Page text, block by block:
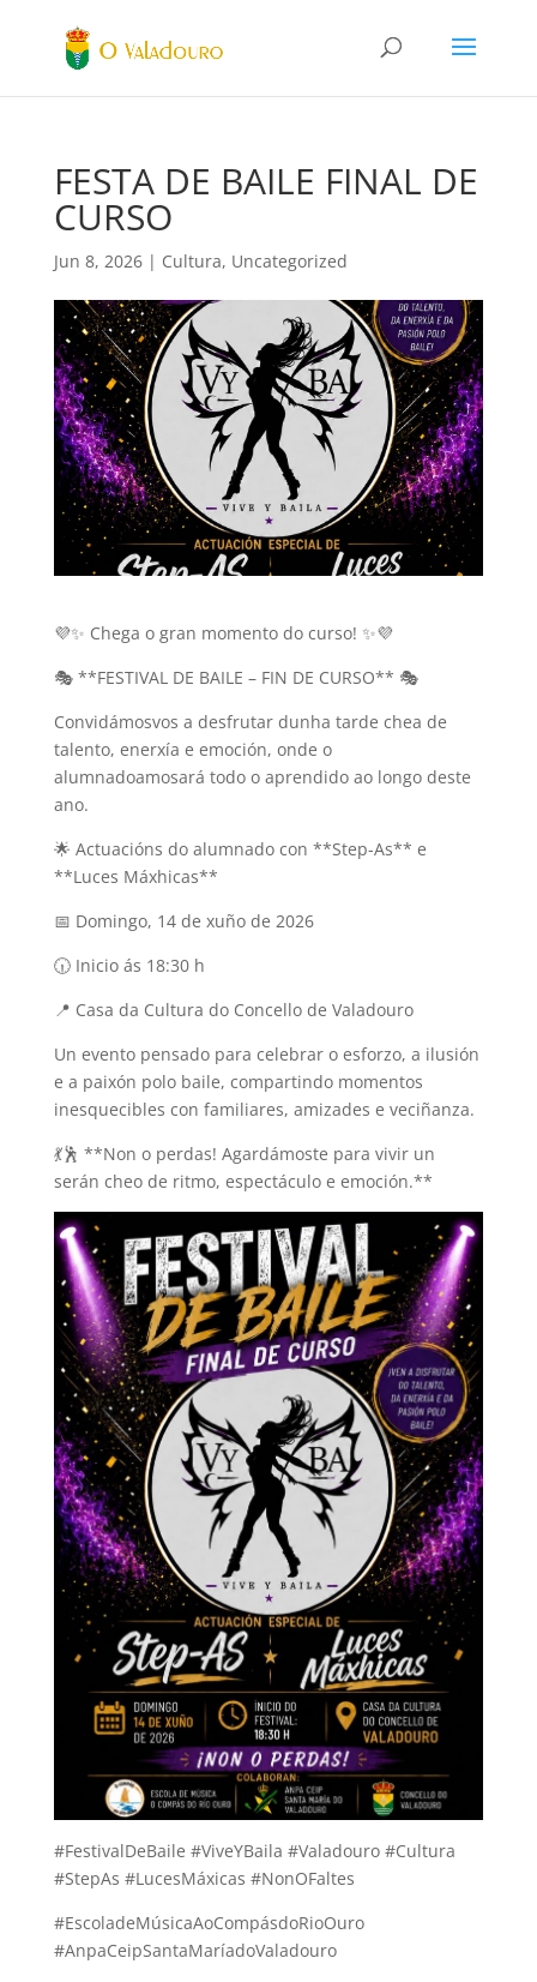
FESTA DE BAILE FINAL DE
CURSO
Jun 8, 2026| Cultura, Uncategorized
💜✨ Chega o gran momento do curso! ✨💜
🎭 **FESTIVAL DE BAILE – FIN DE CURSO** 🎭
Convidámosvos a desfrutar dunha tarde chea de
talento, enerxía e emoción, onde o
alumnadoamosará todo o aprendido ao longo deste
ano.
🌟 Actuacións do alumnado con **Step-As** e
**Luces Máxhicas**
📅 Domingo, 14 de xuño de 2026
🕡 Inicio ás 18:30 h
📍 Casa da Cultura do Concello de Valadouro
Un evento pensado para celebrar o esforzo, a ilusión
e a paixón polo baile, compartindo momentos
inesquecibles con familiares, amizades e veciñanza.
💃🕺 **Non o perdas! Agardámoste para vivir un
serán cheo de ritmo, espectáculo e emoción.**
#FestivalDeBaile #ViveYBaila #Valadouro #Cultura
#StepAs #LucesMáxicas #NonOFaltes
#EscoladeMúsicaAoCompásdoRioOuro
#AnpaCeipSantaMaríadoValadouro